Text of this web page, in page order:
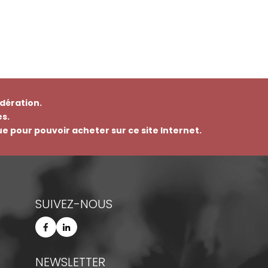
pour pouvoir acheter sur ce site Internet.
SUIVEZ-NOUS
NEWSLETTER